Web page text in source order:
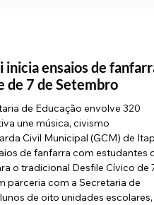
inicia ensaios de
de 7 de Setembro
de Educação envolve 320
une música, civismo
Civil Municipal (GCM) de
de fanfarra com estudantes
o tradicional Desfile Cívico de
parceria com a Secretaria de
de oito unidades escolares,